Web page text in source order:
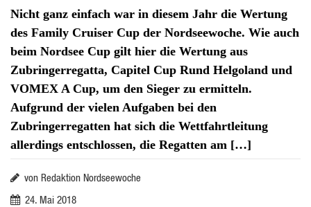
Nicht ganz einfach war in diesem Jahr die Wertung
des Family Cruiser Cup der Nordseewoche. Wie auch
beim Nordsee Cup gilt hier die Wertung aus
Zubringerregatta, Capitel Cup Rund Helgoland und
VOMEX A Cup, um den Sieger zu ermitteln.
Aufgrund der vielen Aufgaben bei den
Zubringerregatten hat sich die Wettfahrtleitung
allerdings entschlossen, die Regatten am […]
von Redaktion Nordseewoche
24. Mai 2018